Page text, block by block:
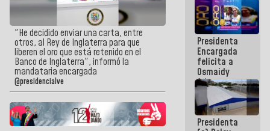
"He decidido enviar una carta, entre
otros, al Rey de Inglaterra para que
liberen el oro que está retenido en el
Banco de Inglaterra", informó la
mandataria encargada
@presidencialve
económica y
ejecución de
fondos de
emergencia
post-sismos
Presidenta
Encargada
felicita a
Osmaidy
Arias y
Giraly
Marcano por
hacer
historia en
Presidenta